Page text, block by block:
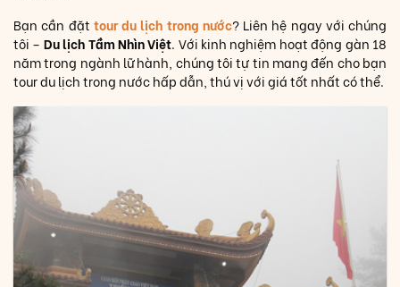
Bạn cần đặt tour du lịch trong nước? Liên hệ ngay với chúng
tôi – Du lịch Tầm Nhìn Việt. Với kinh nghiệm hoạt động gàn 18
năm trong ngành lữ hành, chúng tôi tự tin mang đến cho bạn
tour du lịch trong nước hấp dẫn, thú vị với giá tốt nhất có thể.